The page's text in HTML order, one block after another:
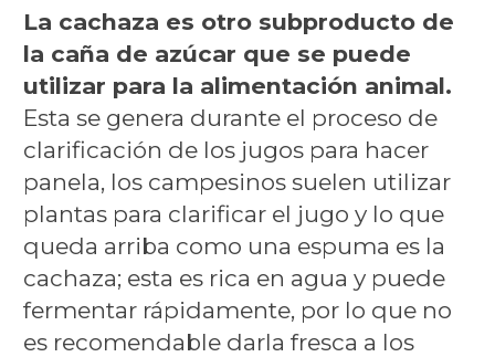
La cachaza es otro subproducto de
la caña de azúcar que se puede
utilizar para la alimentación animal.
Esta se genera durante el proceso de
clarificación de los jugos para hacer
panela, los campesinos suelen utilizar
plantas para clarificar el jugo y lo que
queda arriba como una espuma es la
cachaza; esta es rica en agua y puede
fermentar rápidamente, por lo que no
es recomendable darla fresca a los